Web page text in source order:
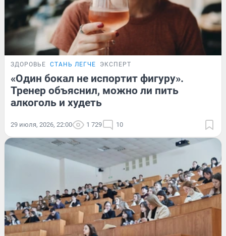
ЗДОРОВЬЕ СТАНЬ ЛЕГЧЕ ЭКСПЕРТ
«Один бокал не испортит фигуру».
Тренер объяснил, можно ли пить
алкоголь и худеть
29 июля, 2026, 22:00 1 729 10